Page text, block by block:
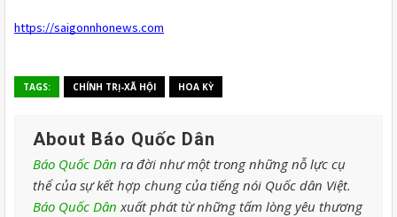
https://saigonnhonews.com
TAGS: CHÍNH TRỊ-XÃ HỘI HOA KỲ
About Báo Quốc Dân
Báo Quốc Dân ra đời như một trong những nỗ lực cụ
thể của sự kết hợp chung của tiếng nói Quốc dân Việt.
Báo Quốc Dân xuất phát từ những tấm lòng yêu thương